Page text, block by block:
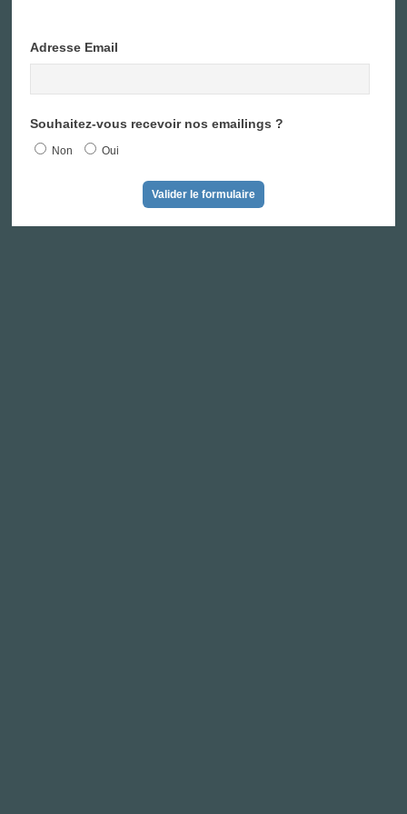
Adresse Email
Souhaitez-vous recevoir nos emailings ?
Non Oui
Valider le formulaire